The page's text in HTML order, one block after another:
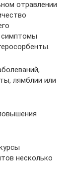
отравлении
симптомы
лямблии или
несколько